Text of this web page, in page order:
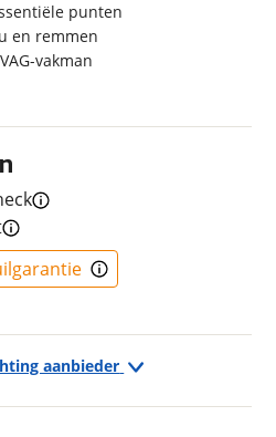
Staal
Roze
Wood Rose Matt
UNBRANDED
UNBRANDED
Niet elektrisch
aanbieder
aan
te brengen. Lees hier meer
privacyverklaring
punten
en remmen
vakman